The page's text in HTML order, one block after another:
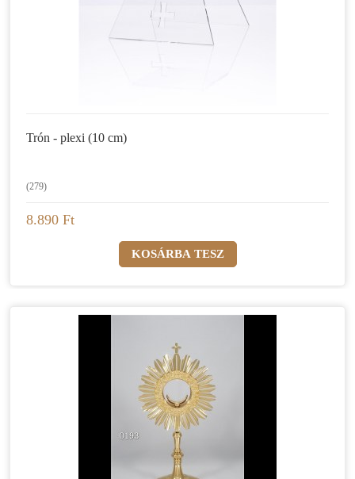
Trón - plexi (10 cm)
(279)
8.890 Ft